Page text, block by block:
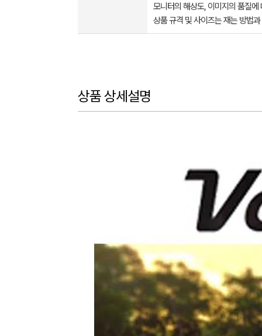
모니터의 해상도, 이미지의 품질
상품 규격 및 사이즈는 재는 방법
상품 상세설명